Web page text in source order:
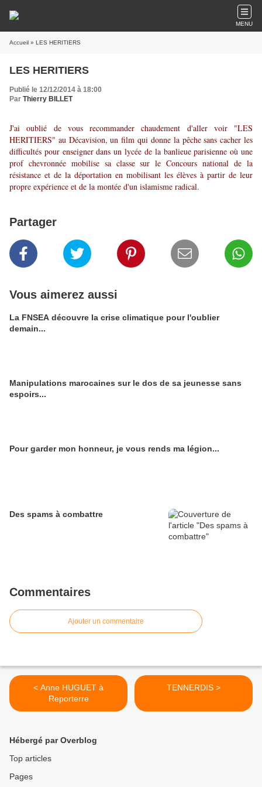
MENU
Accueil » LES HERITIERS
LES HERITIERS
Publié le 12/12/2014 à 18:00
Par Thierry BILLET
J'ai oublié de vous recommander chaudement d'aller voir "LES
HERITIERS" au Décavision, un film qui donne la pêche sans cacher les
difficultés pour enseigner dans un lycée de la banlieue parisienne où une
prof chevronnée mobilise sa classe sur le Concours national de la
résistance et de la déportation en mobilisant les élèves à partir de leur
propre expérience et de la montée d'un islamisme radical.
Partager
Vous aimerez aussi
La FNSEA découvre la crise climatique pour l'oublier
demain...
Manipulations marocaines sur le dos de sa jeunesse sans
espoirs...
Pour garder mon honneur, je vous rends ma légion...
Des spams à combattre
Commentaires
Ajouter un commentaire
< Anne HUGUET à
Reporterre
TENNERDIS >
Hébergé par Overblog
Top articles
Pages